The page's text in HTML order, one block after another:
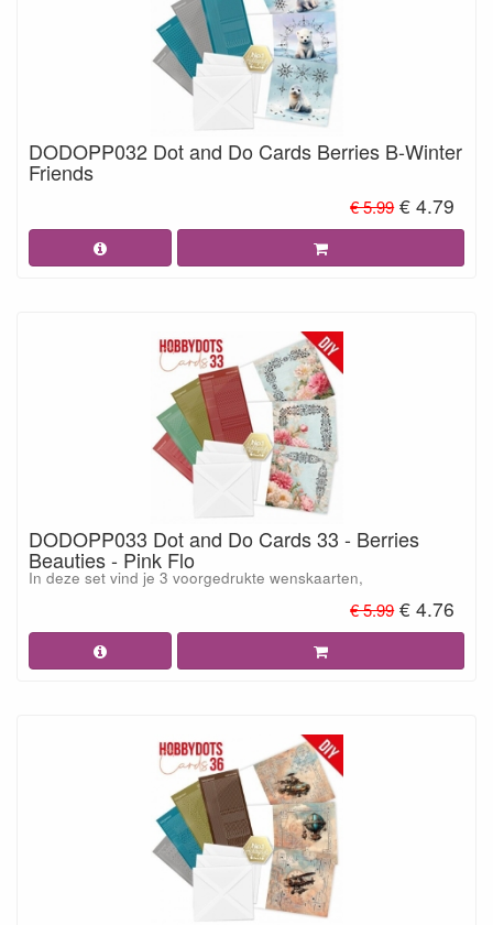
DODOPP032 Dot and Do Cards Berries B-Winter
Friends
€ 5.99 € 4.79
DODOPP033 Dot and Do Cards 33 - Berries
Beauties - Pink Flo
In deze set vind je 3 voorgedrukte wenskaarten,
€ 5.99 € 4.76